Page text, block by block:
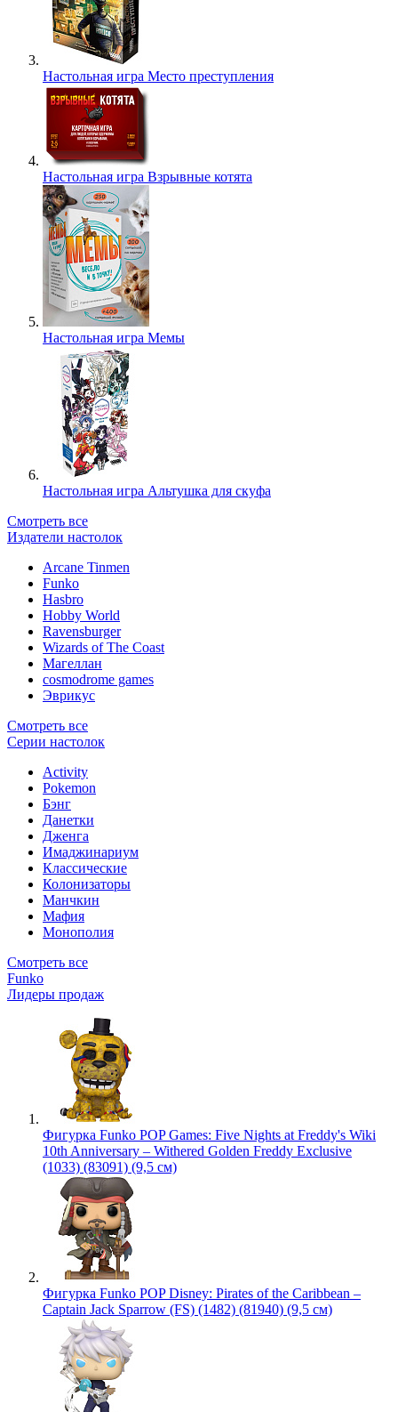
Настольная игра Место преступления
Настольная игра Взрывные котята
Настольная игра Мемы
Настольная игра Альтушка для скуфа
Смотреть все
Издатели настолок
Arcane Tinmen
Funko
Hasbro
Hobby World
Ravensburger
Wizards of The Coast
Магеллан
сosmodrome games
Эврикус
Смотреть все
Серии настолок
Activity
Pokemon
Бэнг
Данетки
Дженга
Имаджинариум
Классические
Колонизаторы
Манчкин
Мафия
Монополия
Смотреть все
Funko
Лидеры продаж
Фигурка Funko POP Games: Five Nights at Freddy's Wiki
10th Anniversary – Withered Golden Freddy Exclusive
(1033) (83091) (9,5 см)
Фигурка Funko POP Disney: Pirates of the Caribbean –
Captain Jack Sparrow (FS) (1482) (81940) (9,5 см)